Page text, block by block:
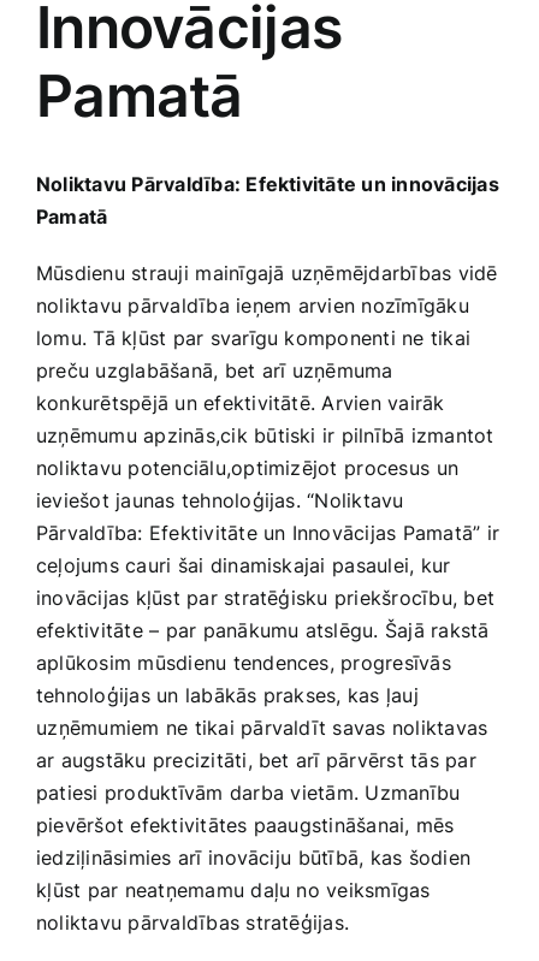
Medicīnas preces
Mobilie telefoni, planšetdatori
Preces birojam
Preces pieaugušajiem
Rotaļlietas, bērnu preces
Smaržas, kosmētika
Sports, tūrisms un atpūta
TV un Sadzīves tehnika
Zoo preces
Innovācijas
Pamatā
Noliktavu Pārvaldība: Efektivitāte un innovācijas​
Pamatā
Mūsdienu strauji⁣ mainīgajā uzņēmējdarbības vidē
noliktavu‍ pārvaldība ieņem⁣ arvien nozīmīgāku
lomu. Tā kļūst par svarīgu komponenti ne tikai
preču uzglabāšanā, bet ⁤arī uzņēmuma
konkurētspējā un efektivitātē. Arvien vairāk⁢
uzņēmumu apzinās,cik būtiski ir pilnībā ​izmantot
noliktavu potenciālu,optimizējot⁣ procesus ⁣un
ieviešot jaunas tehnoloģijas. “Noliktavu
‌Pārvaldība: Efektivitāte un‍ Innovācijas Pamatā” ir
ceļojums cauri ⁢šai dinamiskajai⁢ pasaulei, kur
inovācijas kļūst par stratēģisku priekšrocību, bet
‍efektivitāte – par panākumu atslēgu. Šajā rakstā
aplūkosim mūsdienu ‍tendences, progresīvās⁣
tehnoloģijas un labākās prakses, ​kas ļauj
⁣uzņēmumiem ne‍ tikai pārvaldīt savas noliktavas
ar ‍augstāku precizitāti, bet arī pārvērst tās par
patiesi produktīvām darba ⁣vietām. Uzmanību
pievēršot efektivitātes paaugstināšanai, mēs
iedziļināsimies arī ⁣inovāciju ⁣būtībā, kas šodien
⁢kļūst par neatņemamu daļu no veiksmīgas
noliktavu pārvaldības stratēģijas.